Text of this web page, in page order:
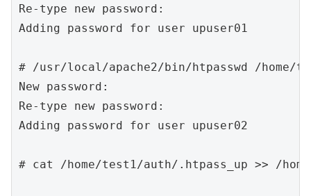
Re-type new password:
Adding password for user upuser01
# /usr/local/apache2/bin/htpasswd /home/
New password:
Re-type new password:
Adding password for user upuser02
# cat /home/test1/auth/.htpass_up >> /